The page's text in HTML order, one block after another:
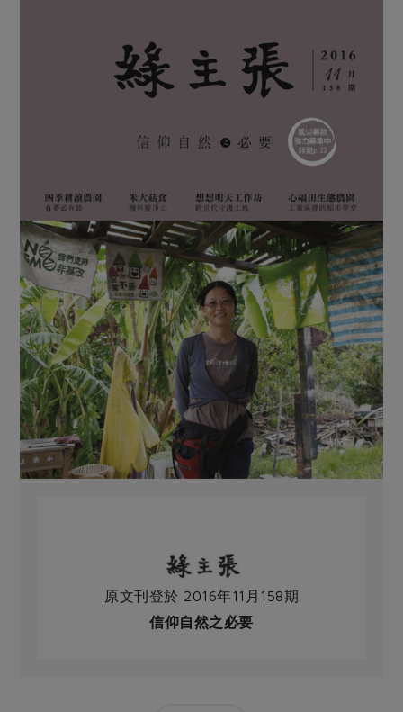
原文刊登於 2016年11月158期
信仰自然之必要